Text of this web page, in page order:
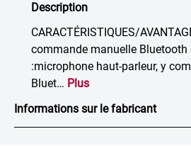
Description
CARACTÉRISTIQUES/
commande manuelle Bluetooth
:microphone haut-parleur, y
Bluet… Plus
Informations sur le fabricant